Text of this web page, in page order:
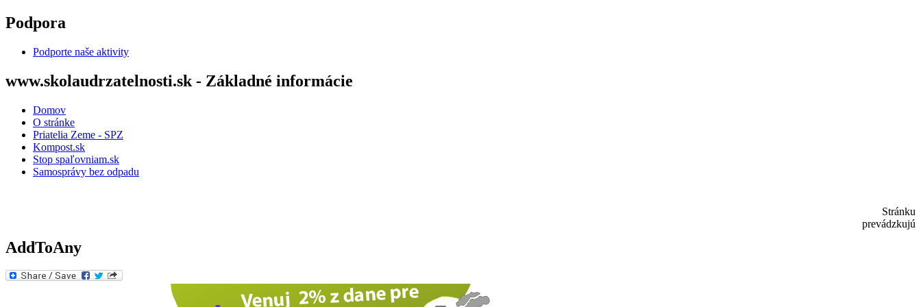
Skočiť na hlavný obsah
Podpora
Podporte naše aktivity
www.skolaudrzatelnosti.sk - Základné informácie
Domov
O stránke
Priatelia Zeme - SPZ
Kompost.sk
Stop spaľovniam.sk
Samosprávy bez odpadu
Stránku
prevádzkujú
AddToAny